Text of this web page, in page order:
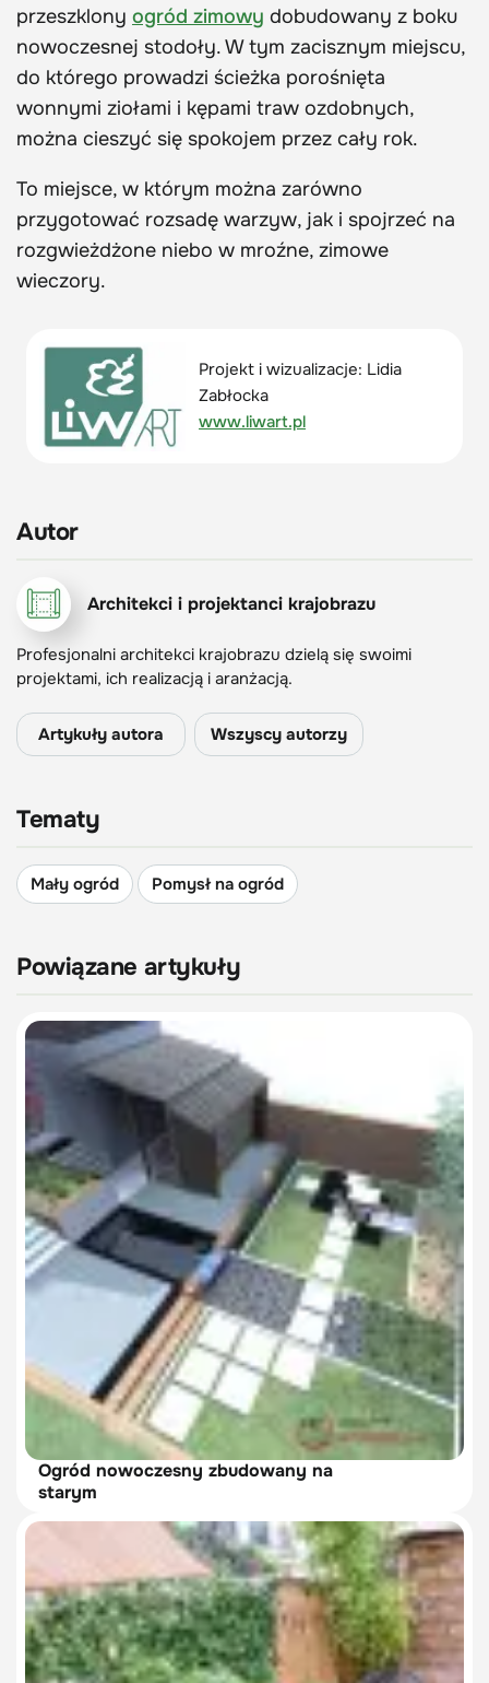
przeszklony ogród zimowy dobudowany z boku
nowoczesnej stodoły. W tym zacisznym miejscu,
do którego prowadzi ścieżka porośnięta
wonnymi ziołami i kępami traw ozdobnych,
można cieszyć się spokojem przez cały rok.
To miejsce, w którym można zarówno
przygotować rozsadę warzyw, jak i spojrzeć na
rozgwieżdżone niebo w mroźne, zimowe
wieczory.
Projekt i wizualizacje: Lidia
Zabłocka
www.liwart.pl
Autor
Architekci i projektanci krajobrazu
Profesjonalni architekci krajobrazu dzielą się swoimi
projektami, ich realizacją i aranżacją.
Artykuły autora Wszyscy autorzy
Tematy
Mały ogród Pomysł na ogród
Powiązane artykuły
Ogród nowoczesny zbudowany na
starym